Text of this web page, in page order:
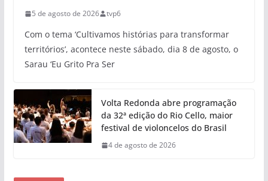
5 de agosto de 2026 tvp6
Com o tema ‘Cultivamos histórias para transformar
territórios’, acontece neste sábado, dia 8 de agosto, o
Sarau ‘Eu Grito Pra Ser
Volta Redonda abre programação
da 32ª edição do Rio Cello, maior
festival de violoncelos do Brasil
4 de agosto de 2026